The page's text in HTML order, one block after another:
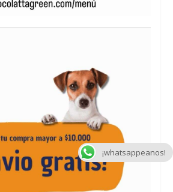
¡whatsappeanos!